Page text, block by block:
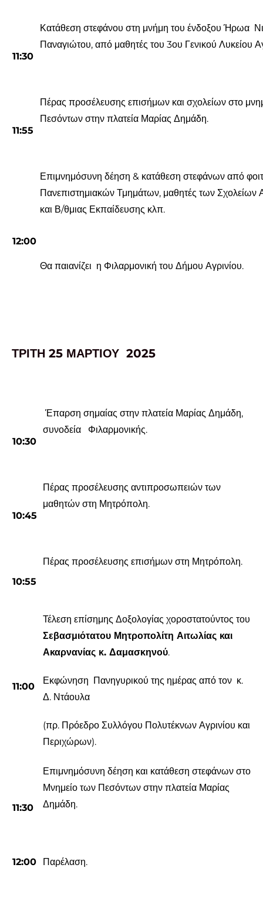
11:30
Κατάθεση στεφάνου στη μνήμη του ένδοξου Ήρωα
Παναγιώτου, από μαθητές του 3ου Γενικού Λυκείου
11:55
Πέρας προσέλευσης επισήμων και σχολείων στο
Πεσόντων στην πλατεία Μαρίας Δημάδη.
12:00
Επιμνημόσυνη δέηση & κατάθεση στεφάνων από
Πανεπιστημιακών Τμημάτων, μαθητές των Σχολείων
και Β/θμιας Εκπαίδευσης κλπ.
Θα παιανίζει η Φιλαρμονική του Δήμου Αγρινίου.
ΤΡΙΤΗ 25 ΜΑΡΤΙΟΥ 2025
10:30
Έπαρση σημαίας στην πλατεία Μαρίας Δημάδη,
συνοδεία Φιλαρμονικής.
10:45
Πέρας προσέλευσης αντιπροσωπειών των
μαθητών στη Μητρόπολη.
10:55
Πέρας προσέλευσης επισήμων στη Μητρόπολη.
11:00
Τέλεση επίσημης Δοξολογίας χοροστατούντος του
Σεβασμιότατου Μητροπολίτη Αιτωλίας και
Ακαρνανίας κ. Δαμασκηνού.
Εκφώνηση Πανηγυρικού της ημέρας από τον κ.
Δ. Ντάουλα
(πρ. Πρόεδρο Συλλόγου Πολυτέκνων Αγρινίου και
Περιχώρων).
11:30
Επιμνημόσυνη δέηση και κατάθεση στεφάνων στο
Μνημείο των Πεσόντων στην πλατεία Μαρίας
Δημάδη.
12:00 Παρέλαση.